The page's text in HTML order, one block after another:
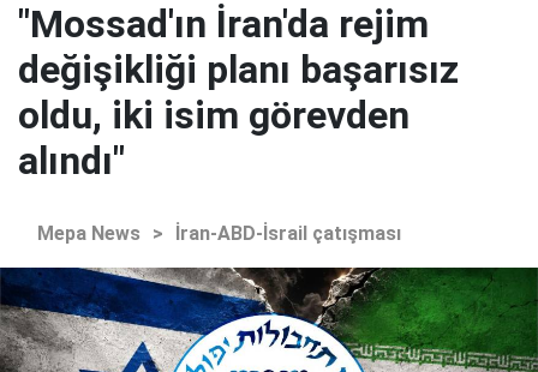
"Mossad'ın İran'da rejim
değişikliği planı başarısız
oldu, iki isim görevden
alındı"
Mepa News > İran-ABD-İsrail çatışması